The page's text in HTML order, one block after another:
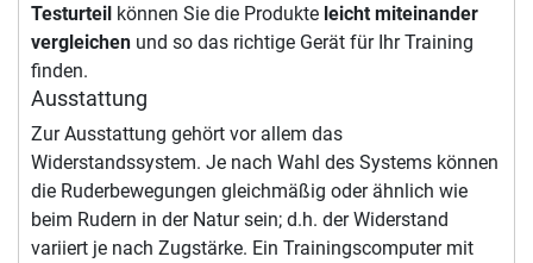
Testurteil können Sie die Produkte leicht miteinander
vergleichen und so das richtige Gerät für Ihr Training
finden.
Ausstattung
Zur Ausstattung gehört vor allem das
Widerstandssystem. Je nach Wahl des Systems können
die Ruderbewegungen gleichmäßig oder ähnlich wie
beim Rudern in der Natur sein; d.h. der Widerstand
variiert je nach Zugstärke. Ein Trainingscomputer mit